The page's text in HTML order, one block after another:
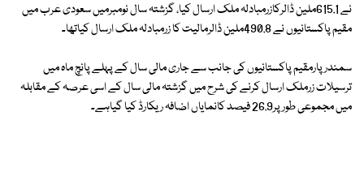
نے 615.1ملین ڈالرکازرمبادلہ ملک ارسال کیا، گزشتہ سال نومبرمیں سعودی عرب میں
مقیم پاکستانیوں نے 490.8ملین ڈالرمالیت کا زرمبادلہ ملک ارسال کیاتھا۔
سمندرپارمقیم پاکستانیوں کی جانب سے جاری مالی سال کے پہلے پانچ ماہ میں
ترسیلات زرملک ارسال کرنے کی شرح میں گزشتہ مالی سال کے اسی عرصہ کے مقابلہ
میں مجموعی طورپر26.9 فیصد کانمایاں اضافہ ریکارڈ کیا گیاہے۔